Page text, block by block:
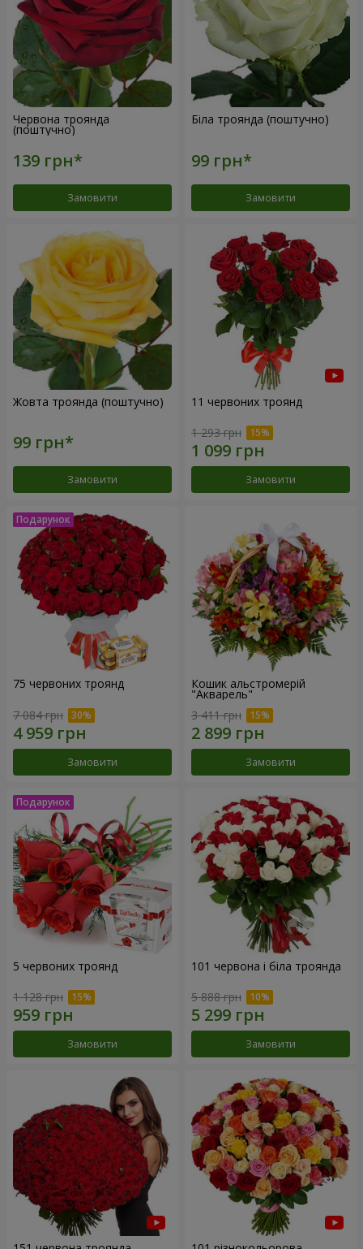
Червона троянда
(поштучно)
Замовити
Біла троянда (поштучно)
Замовити
Жовта троянда (поштучно)
Замовити
11 червоних троянд
1 293 грн
Замовити
75 червоних троянд
7 084 грн
Замовити
Кошик альстромерій
"Акварель"
3 411 грн
Замовити
5 червоних троянд
1 128 грн
Замовити
101 червона і біла троянда
5 888 грн
Замовити